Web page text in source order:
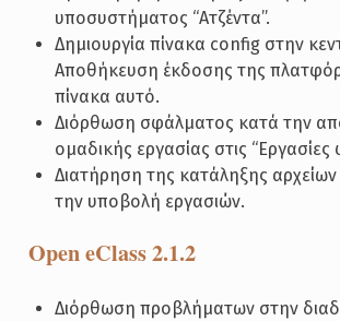
υποσυστήματος “Ατζέντα”.
Δημιουργία πίνακα config στην
Αποθήκευση έκδοσης της
πίνακα αυτό.
Διόρθωση σφάλματος κατά την
ομαδικής εργασίας στις “Εργασίες
Διατήρηση της κατάληξης
την υποβολή εργασιών.
Open eClass 2.1.2
Διόρθωση προβλήματων στην